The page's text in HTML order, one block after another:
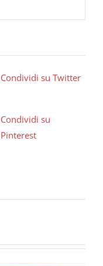
Condividi su Twitter
Condividi su
Pinterest